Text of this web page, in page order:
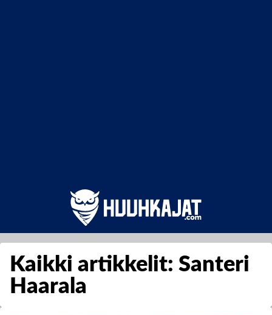
Kaikki artikkelit: Santeri
Haarala